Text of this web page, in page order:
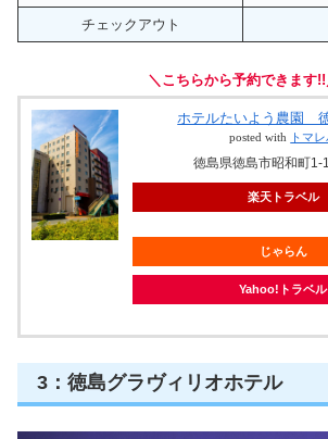
チェックアウト
＼こちらから予約できます!!
ホテルたいよう農園
posted with トマ
徳島県徳島市昭和町1-
楽天トラベル
じゃらん
Yahoo!トラベル
3：徳島グラヴィリオホテル